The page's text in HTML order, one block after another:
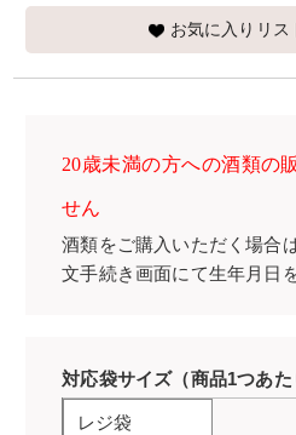
お気に入りリス
20歳未満の方への酒類の
せん
酒類をご購入いただく場合
文手続き画面にて生年月日
対応袋サイズ（商品1つあた
レジ袋